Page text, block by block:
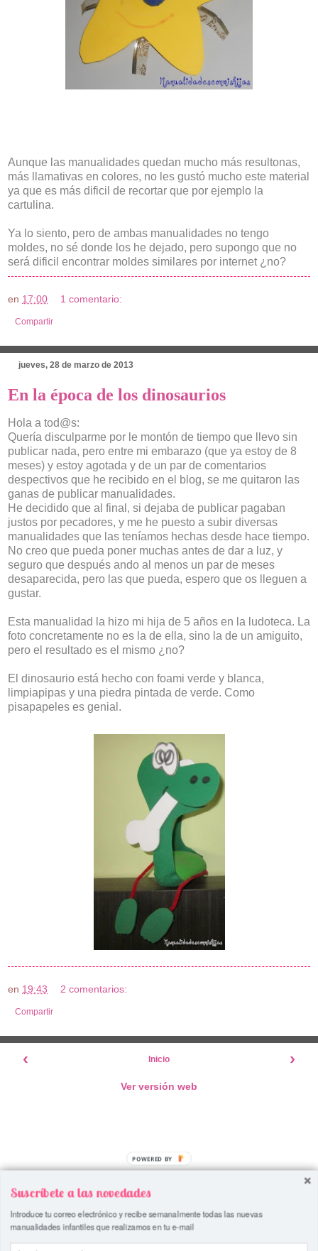
Aunque las manualidades quedan mucho más resultonas,
más llamativas en colores, no les gustó mucho este material
ya que es más dificil de recortar que por ejemplo la
cartulina.
Ya lo siento, pero de ambas manualidades no tengo
moldes, no sé donde los he dejado, pero supongo que no
será dificil encontrar moldes similares por internet ¿no?
en 17:00 1 comentario:
Compartir
jueves, 28 de marzo de 2013
En la época de los dinosaurios
Hola a tod@s:
Quería disculparme por le montón de tiempo que llevo sin
publicar nada, pero entre mi embarazo (que ya estoy de 8
meses) y estoy agotada y de un par de comentarios
despectivos que he recibido en el blog, se me quitaron las
ganas de publicar manualidades.
He decidido que al final, si dejaba de publicar pagaban
justos por pecadores, y me he puesto a subir diversas
manualidades que las teníamos hechas desde hace tiempo.
No creo que pueda poner muchas antes de dar a luz, y
seguro que después ando al menos un par de meses
desaparecida, pero las que pueda, espero que os lleguen a
gustar.
Esta manualidad la hizo mi hija de 5 años en la ludoteca. La
foto concretamente no es la de ella, sino la de un amiguito,
pero el resultado es el mismo ¿no?
El dinosaurio está hecho con foami verde y blanca,
limpiapipas y una piedra pintada de verde. Como
pisapapeles es genial.
en 19:43 2 comentarios:
Compartir
‹ ›
Inicio
Ver versión web
Suscríbete a las novedades
Introduce tu correo electrónico y recibe semanalmente todas las nuevas
manualidades infantiles que realizamos en tu e-mail
POWERED BY